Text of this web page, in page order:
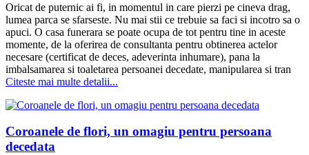
Oricat de puternic ai fi, in momentul in care pierzi pe cineva drag,
lumea parca se sfarseste. Nu mai stii ce trebuie sa faci si incotro sa o
apuci. O casa funerara se poate ocupa de tot pentru tine in aceste
momente, de la oferirea de consultanta pentru obtinerea actelor
necesare (certificat de deces, adeverinta inhumare), pana la
imbalsamarea si toaletarea persoanei decedate, manipularea si tran
Citeste mai multe detalii...
Coroanele de flori, un omagiu pentru persoana
decedata